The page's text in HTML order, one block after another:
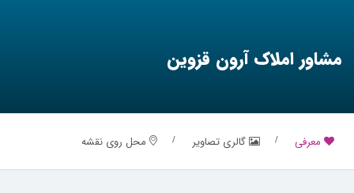
مشاور املاک آرون قزوین
معرفی گالری تصاویر محل روی نقشه